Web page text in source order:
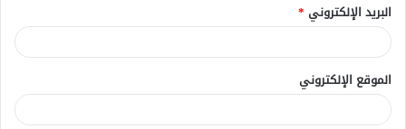
البريد الإلكتروني *
الموقع الإلكتروني